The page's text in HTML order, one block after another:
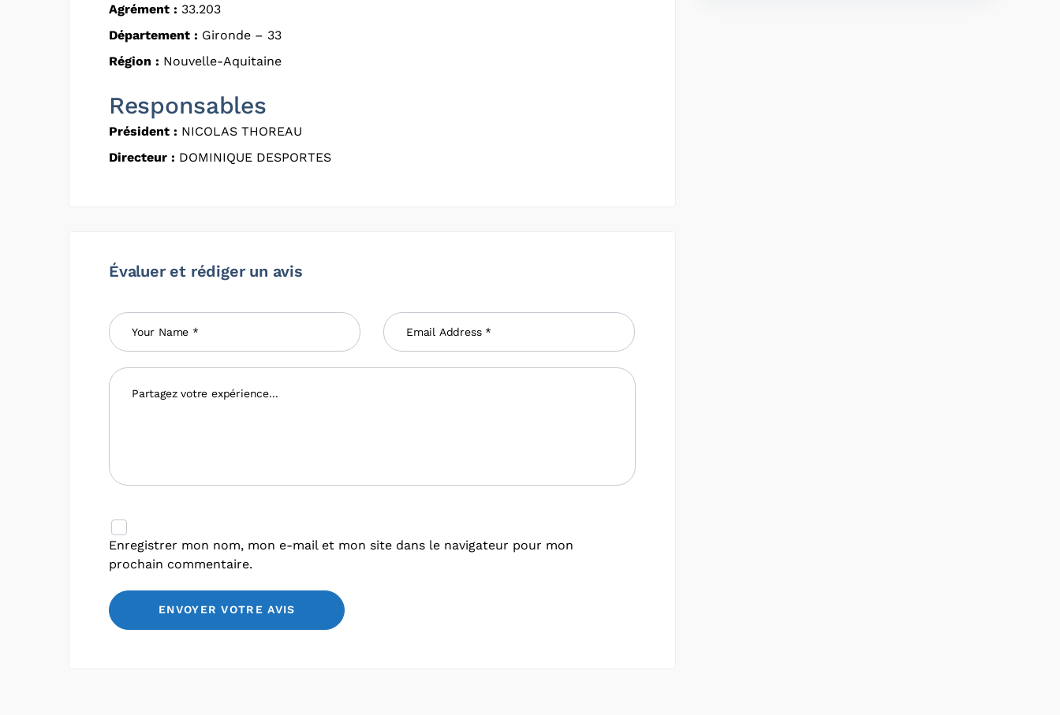
Agrément : 33.203
Département : Gironde – 33
Région : Nouvelle-Aquitaine
Responsables
Président : NICOLAS THOREAU
Directeur : DOMINIQUE DESPORTES
Évaluer et rédiger un avis
Enregistrer mon nom, mon e-mail et mon site dans le navigateur pour mon
prochain commentaire.